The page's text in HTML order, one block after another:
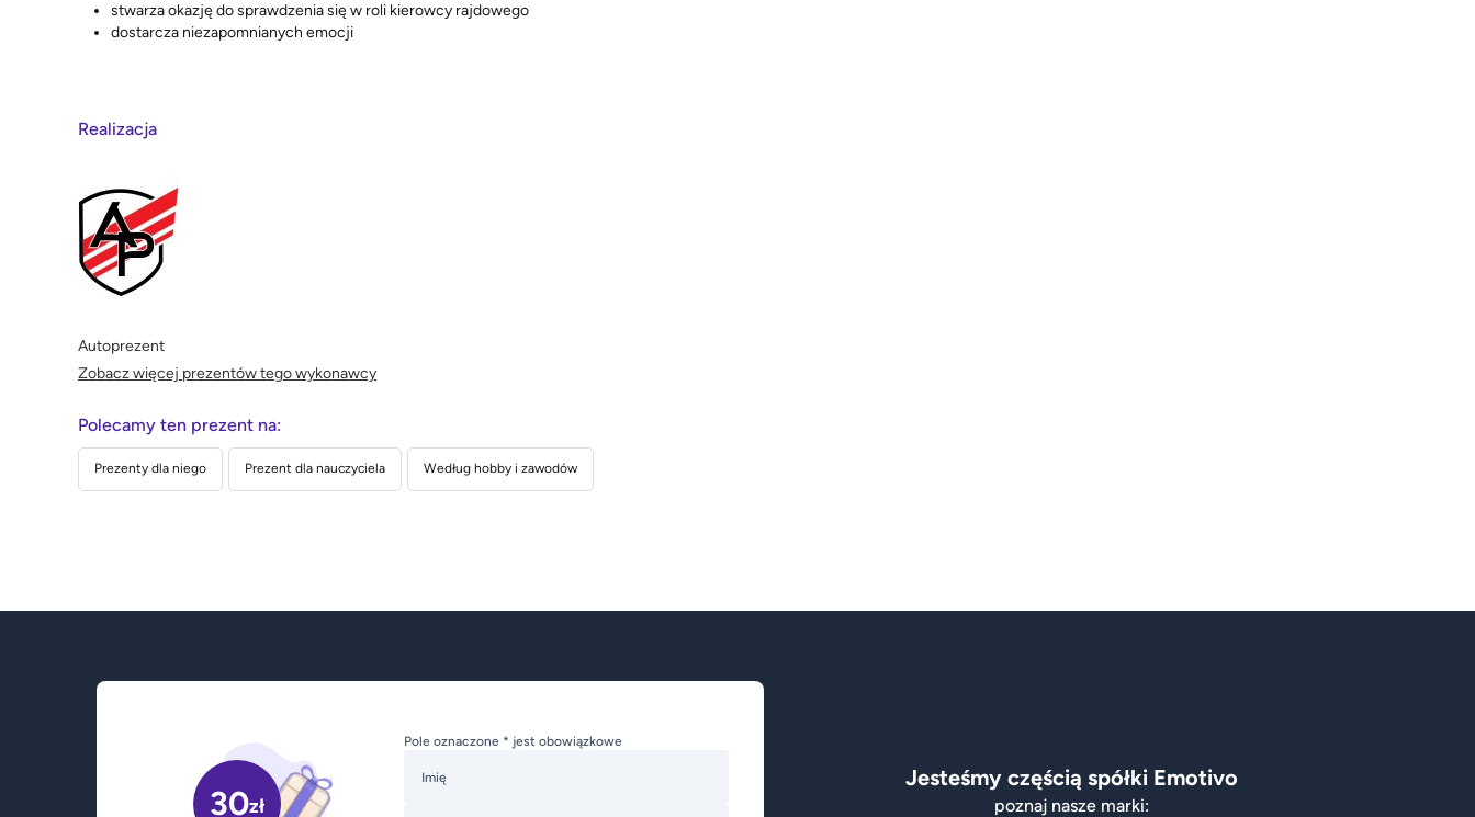
stwarza okazję do sprawdzenia się w roli kierowcy rajdowego
dostarcza niezapomnianych emocji
Realizacja
Autoprezent
Zobacz więcej prezentów tego wykonawcy
Polecamy ten prezent na:
Prezenty dla niego Prezent dla nauczyciela Według hobby i zawodów
30zł
Pole oznaczone * jest obowiązkowe
Imię Jesteśmy częścią spółki Emotivo
poznaj nasze marki: